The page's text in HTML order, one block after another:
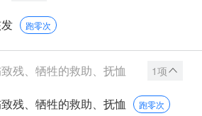
跑零次
残、牺牲的救助、抚恤 1项
残、牺牲的救助、抚恤 跑零次